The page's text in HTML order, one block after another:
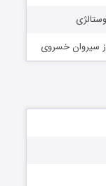
سیروان خسروی